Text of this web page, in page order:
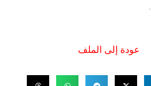
.
عودة إلى الملف